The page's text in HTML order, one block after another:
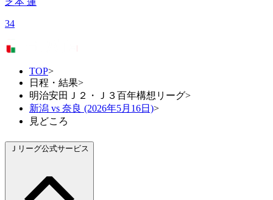
34
TOP>
日程・結果>
明治安田Ｊ２・Ｊ３百年構想リーグ>
新潟 vs 奈良 (2026年5月16日)>
見どころ
Ｊリーグ公式サービス